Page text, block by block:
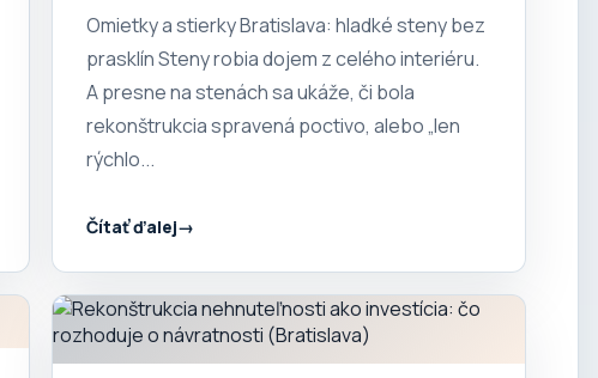
Omietky a stierky Bratislava: hladké steny bez
prasklín Steny robia dojem z celého interiéru.
A presne na stenách sa ukáže, či bola
rekonštrukcia spravená poctivo, alebo „len
rýchlo...
Čítať ďalej